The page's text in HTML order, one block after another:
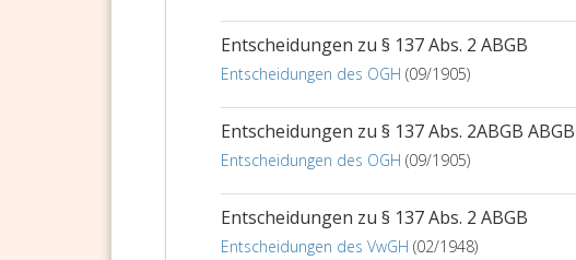
Entscheidungen zu § 137 Abs. 2 ABGB
Entscheidungen des OGH (09/1905)
Entscheidungen zu § 137 Abs. 2ABGB ABGB
Entscheidungen des OGH (09/1905)
Entscheidungen zu § 137 Abs. 2 ABGB
Entscheidungen des VwGH (02/1948)